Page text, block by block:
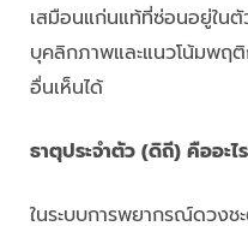
เสมือนแก่นแท้ที่ซ่อนอยู่ใน
บุคลิกภาพและแนวโน้มพฤ
อื่นเห็นได้
ธาตุประจำตัว (ดิถี) คืออะไ
ในระบบการพยากรณ์ดวงช